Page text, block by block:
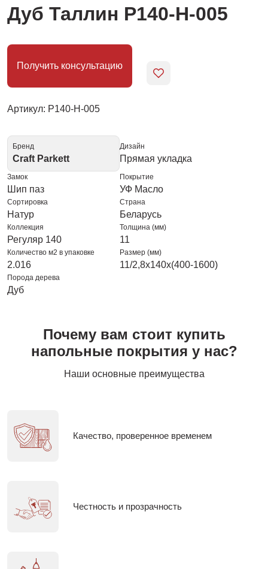
Дуб Таллин Р140-Н-005
Получить консультацию
Артикул: Р140-Н-005
Бренд
Craft Parkett
Дизайн
Прямая укладка
Замок
Шип паз
Покрытие
УФ Масло
Сортировка
Натур
Страна
Беларусь
Коллекция
Регуляр 140
Толщина (мм)
11
Количество м2 в упаковке
2.016
Размер (мм)
11/2,8х140х(400-1600)
Порода дерева
Дуб
Почему вам стоит купить
напольные покрытия у нас?
Наши основные преимущества
Качество, проверенное временем
Честность и прозрачность